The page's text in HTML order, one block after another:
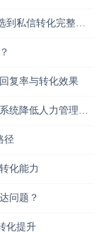
信转化完整解析
复率与转化效果
降低人力管理成本
径
化能力
问题？
化提升